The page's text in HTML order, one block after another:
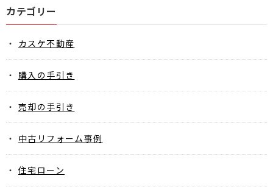
カテゴリー
カスケ不動産
購入の手引き
売却の手引き
中古リフォーム事例
住宅ローン